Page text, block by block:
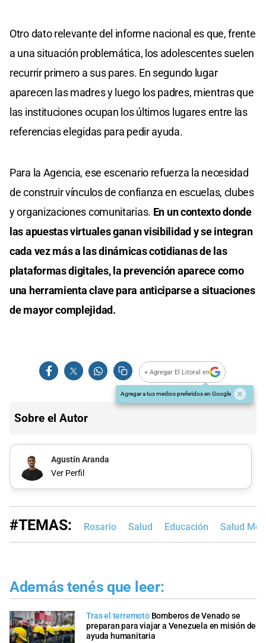
Otro dato relevante del informe nacional es que, frente
a una situación problemática, los adolescentes suelen
recurrir primero a sus pares. En segundo lugar
aparecen las madres y luego los padres, mientras que
las instituciones ocupan los últimos lugares entre las
referencias elegidas para pedir ayuda.
Para la Agencia, ese escenario refuerza la necesidad
de construir vínculos de confianza en escuelas, clubes
y organizaciones comunitarias. En un contexto donde
las apuestas virtuales ganan visibilidad y se integran
cada vez más a las dinámicas cotidianas de las
plataformas digitales, la prevención aparece como
una herramienta clave para anticiparse a situaciones
de mayor complejidad.
+ Agregar El Litoral en
Agregar a tus medios preferidos en Google
Sobre el Autor
Agustín Aranda
Ver Perfil
#TEMAS: Rosario Salud Educación Salud
Además tenés que leer:
Tras el terremoto Bomberos de Venado se
preparan para viajar a Venezuela en misión de
ayuda humanitaria